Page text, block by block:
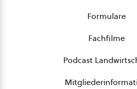
Formulare
Fachfilme
Podcast